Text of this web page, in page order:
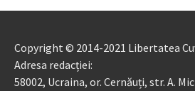
Copyright © 2014-2021 Libertatea
Adresa redacției:
58002, Ucraina, or. Cernăuți, str. A.